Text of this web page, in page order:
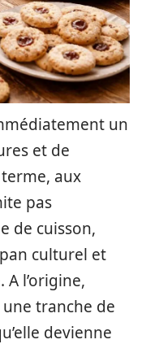
un
et de
aux
pas
de cuisson,
culturel et
l’origine,
tranche de
devienne